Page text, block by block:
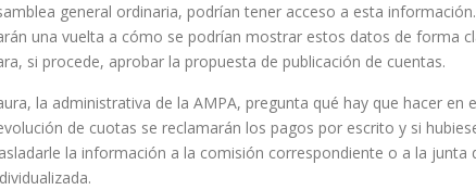
general ordinaria, podrían tener acceso a esta
una vuelta a cómo se podrían mostrar estos datos de forma
si procede, aprobar la propuesta de publicación de cuentas.
la administrativa de la AMPA, pregunta qué hay que hacer
de cuotas se reclamarán los pagos por escrito y si
la información a la comisión correspondiente o a la junta